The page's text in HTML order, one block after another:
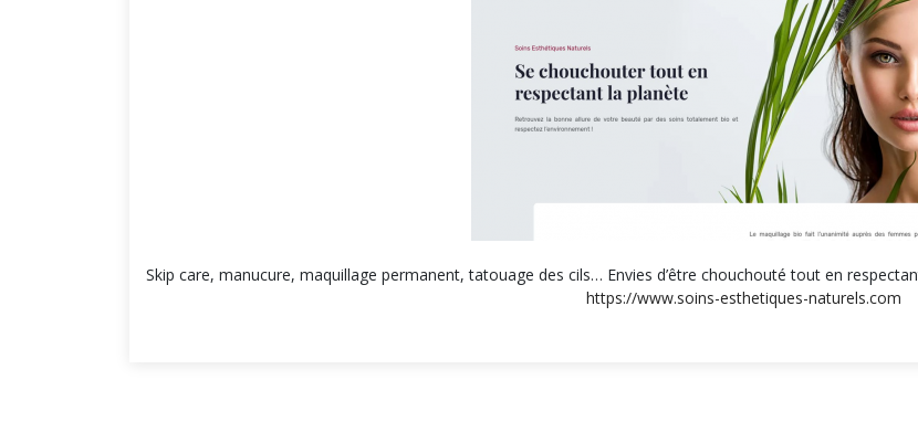
Skip care, manucure, maquillage permanent, tatouage des cils… Envies d’être chouchouté tout en
https://www.soins-esthetiques-naturels.com